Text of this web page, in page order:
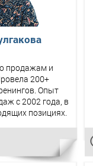
продажам и
200+
Опыт
с 2002 года, в
позициях.